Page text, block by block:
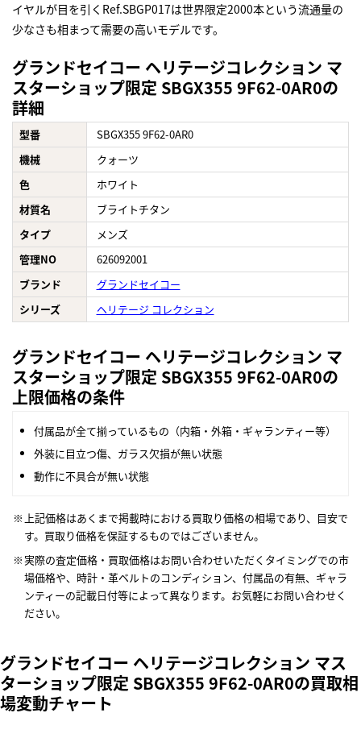
イヤルが目を引くRef.SBGP017は世界限定2000本という流通量の
少なさも相まって需要の高いモデルです。
グランドセイコー ヘリテージコレクション マ
スターショップ限定 SBGX355 9F62-0AR0の
詳細
型番
SBGX355 9F62-0AR0
機械
クォーツ
色
ホワイト
材質名
ブライトチタン
タイプ
メンズ
管理NO
626092001
ブランド
グランドセイコー
シリーズ
ヘリテージ コレクション
グランドセイコー ヘリテージコレクション マ
スターショップ限定 SBGX355 9F62-0AR0の
上限価格の条件
付属品が全て揃っているもの（内箱・外箱・ギャランティー等）
外装に目立つ傷、ガラス欠損が無い状態
動作に不具合が無い状態
上記価格はあくまで掲載時における買取り価格の相場であり、目安で
す。買取り価格を保証するものではございません。
実際の査定価格・買取価格はお問い合わせいただくタイミングでの市
場価格や、時計・革ベルトのコンディション、付属品の有無、ギャラ
ンティーの記載日付等によって異なります。お気軽にお問い合わせく
ださい。
グランドセイコー ヘリテージコレクション マス
ターショップ限定 SBGX355 9F62-0AR0の買取相
場変動チャート